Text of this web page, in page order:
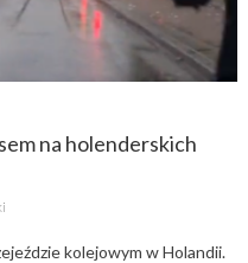
na holenderskich
kolejowym w Holandii.